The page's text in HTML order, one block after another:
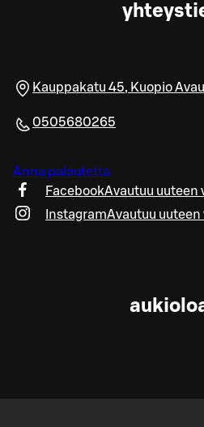
Kauppakatu 45, Kuopio
0505680265
Anna palautetta
FacebookAvautuu uuteen
InstagramAvautuu uuteen